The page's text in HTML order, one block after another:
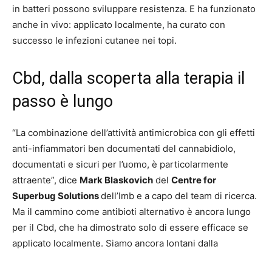
in batteri possono sviluppare resistenza. E ha funzionato
anche in vivo: applicato localmente, ha curato con
successo le infezioni cutanee nei topi.
Cbd, dalla scoperta alla terapia il
passo è lungo
“La combinazione dell’attività antimicrobica con gli effetti
anti-infiammatori ben documentati del cannabidiolo,
documentati e sicuri per l’uomo, è particolarmente
attraente”, dice Mark Blaskovich del Centre for
Superbug Solutionsdell’Imb e a capo del team di ricerca.
Ma il cammino come antibioti alternativo è ancora lungo
per il Cbd, che ha dimostrato solo di essere efficace se
applicato localmente. Siamo ancora lontani dalla